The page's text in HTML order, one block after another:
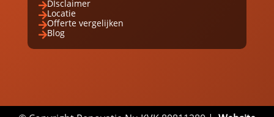
DIsclaimer
Locatie
Offerte vergelijken
Blog